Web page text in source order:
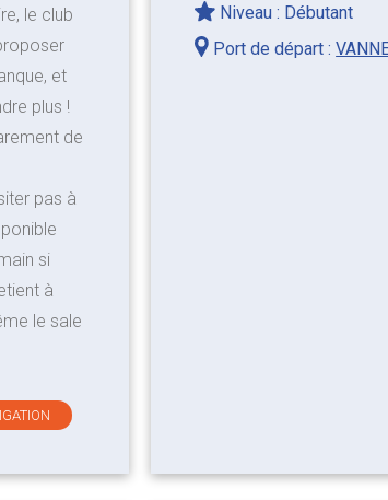
le club
et
plus !
de
pas à
si
à
le sale
Niveau : Débutant
Port de départ :